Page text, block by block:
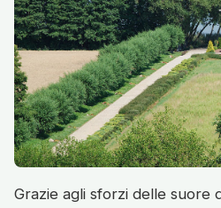
Grazie agli sforzi delle suore